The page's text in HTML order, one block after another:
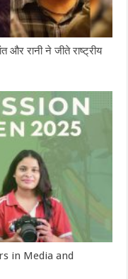
और रानी ने जीते राष्ट्रीय
in Media and